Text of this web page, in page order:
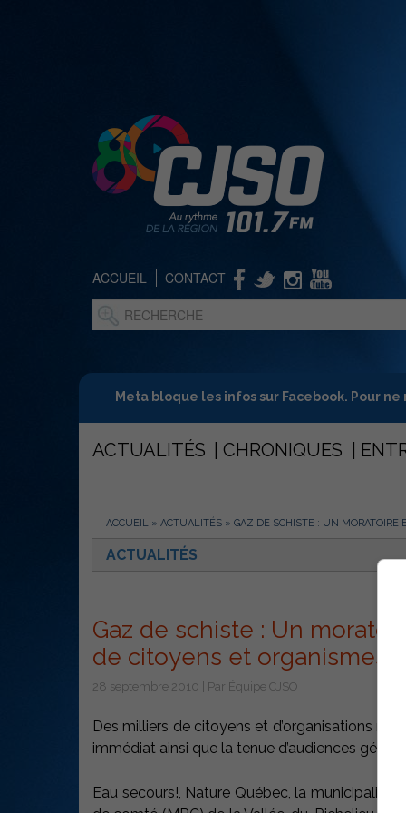
ACCUEIL CONTACT
Meta bloque les infos sur Facebook. Pour
ACTUALITÉS CHRONIQUES
ACCUEIL » ACTUALITÉS » GAZ DE SCHISTE : UN MORATOIRE
ACTUALITÉS
Gaz de schiste : Un
de citoyens et organismes
28 septembre 2010 | Par Équipe CJSO
Des milliers de citoyens et d’organisations
immédiat ainsi que la tenue d’audiences
Eau secours!, Nature Québec, la municipalité